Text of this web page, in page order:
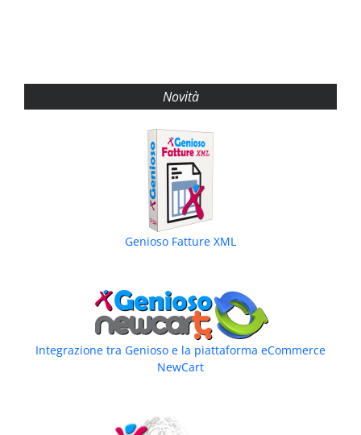
Novità
Genioso Fatture XML
Integrazione tra Genioso e la piattaforma eCommerce
NewCart